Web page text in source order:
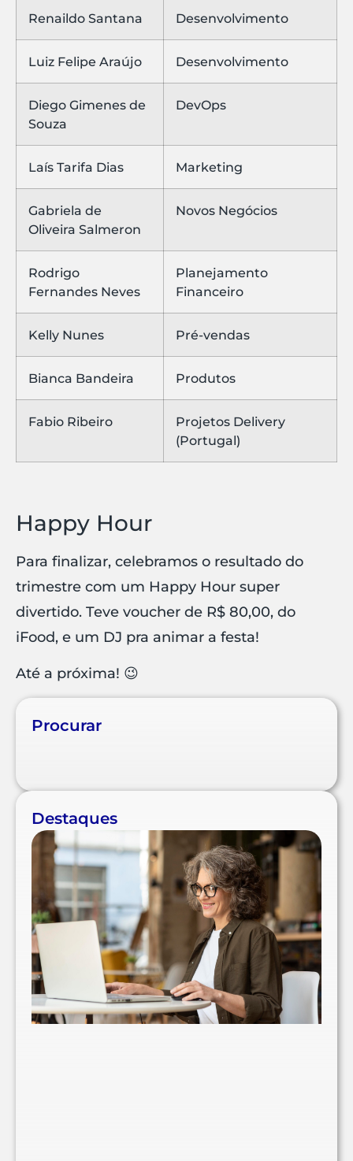
Renaildo Santana Desenvolvimento
Luiz Felipe Araújo Desenvolvimento
Diego Gimenes de
Souza
DevOps
Laís Tarifa Dias Marketing
Gabriela de
Oliveira Salmeron
Novos Negócios
Rodrigo
Fernandes Neves
Planejamento
Financeiro
Kelly Nunes Pré-vendas
Bianca Bandeira Produtos
Fabio Ribeiro
Projetos Delivery
(Portugal)
Happy Hour
Para finalizar, celebramos o resultado do
trimestre com um Happy Hour super
divertido. Teve voucher de R$ 80,00, do
iFood, e um DJ pra animar a festa!
Até a próxima! 😉
Procurar
Destaques